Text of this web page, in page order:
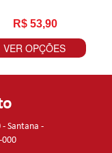
R$ 53,90
VER OPÇÕES
Santana -
000